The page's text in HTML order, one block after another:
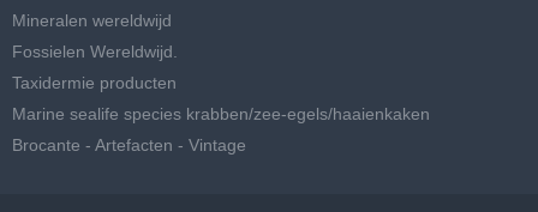
Mineralen wereldwijd
Fossielen Wereldwijd.
Taxidermie producten
Marine sealife species krabben/zee-egels/haaienkaken
Brocante - Artefacten - Vintage